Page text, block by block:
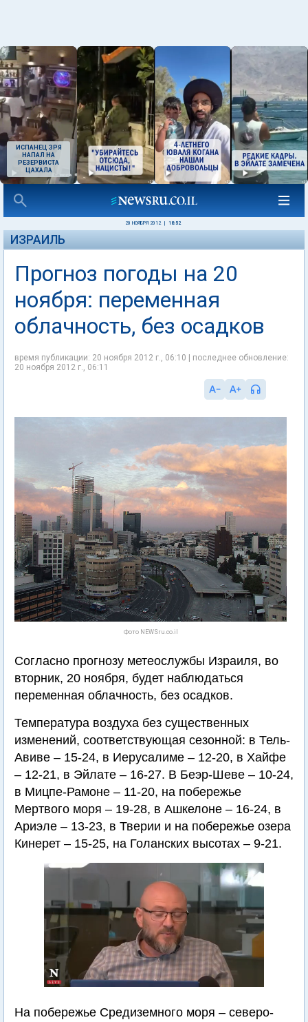
ИСПАНЕЦ ЗРЯ
НАПАЛ НА
РЕЗЕРВИСТА
ЦАХАЛА
20 НОЯБРЯ 2012 18:52
ИЗРАИЛЬ
Прогноз погоды на 20
ноября: переменная
облачность, без осадков
время публикации: 20 ноября 2012 г., 06:10 | последнее обновление:
20 ноября 2012 г., 06:11
Фото NEWSru.co.il
Согласно прогнозу метеослужбы Израиля, во
вторник, 20 ноября, будет наблюдаться
переменная облачность, без осадков.
Температура воздуха без существенных
изменений, соответствующая сезонной: в Тель-
Авиве – 15-24, в Иерусалиме – 12-20, в Хайфе
– 12-21, в Эйлате – 16-27. В Беэр-Шеве – 10-24,
в Мицпе-Рамоне – 11-20, на побережье
Мертвого моря – 19-28, в Ашкелоне – 16-24, в
Ариэле – 13-23, в Тверии и на побережье озера
Кинерет – 15-25, на Голанских высотах – 9-21.
На побережье Средиземного моря – северо-